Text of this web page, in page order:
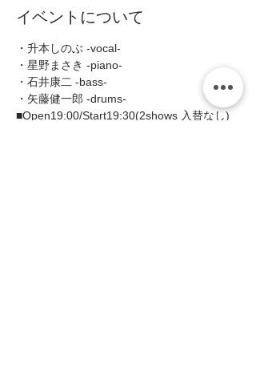
イベントについて
・升本しのぶ -vocal-
・星野まさき -piano-
・石井康二 -bass-
・矢藤健一郎 -drums-
■Open19:00/Start19:30(2shows 入替なし)